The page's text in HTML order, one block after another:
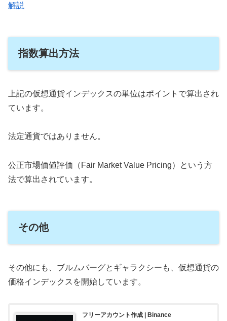
解説
指数算出方法
上記の仮想通貨インデックスの単位はポイントで算出され
ています。
法定通貨ではありません。
公正市場価値評価（Fair Market Value Pricing）という方
法で算出されています。
その他
その他にも、ブルムバーグとギャラクシーも、仮想通貨の
価格インデックスを開始しています。
フリーアカウント作成 | Binance